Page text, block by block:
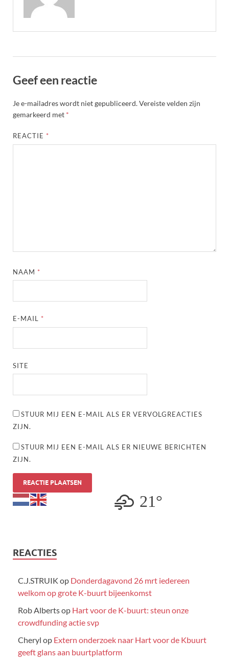
Geef een reactie
Je e-mailadres wordt niet gepubliceerd.Vereiste velden zijn
gemarkeerd met *
REACTIE *
NAAM *
E-MAIL *
SITE
STUUR MIJ EEN E-MAIL ALS ER VERVOLGREACTIES
ZIJN.
STUUR MIJ EEN E-MAIL ALS ER NIEUWE BERICHTEN
ZIJN.
21°
REACTIES
C.J.STRUIK op Donderdagavond 26 mrt iedereen
welkom op grote K-buurt bijeenkomst
Rob Albertsop Hart voor de K-buurt: steun onze
crowdfunding actie svp
Cheryl op Extern onderzoek naar Hart voor de Kbuurt
geeft glans aan buurtplatform